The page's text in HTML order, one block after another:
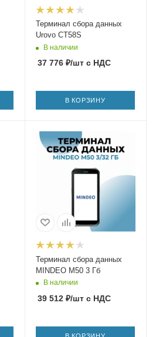
Терминал сбора данных
Urovo CT58S
В наличии
37 776₽/штс НДС
В КОРЗИНУ
Терминал сбора данных
MINDEO M50 3 Гб
В наличии
39 512₽/штс НДС
В КОРЗИНУ